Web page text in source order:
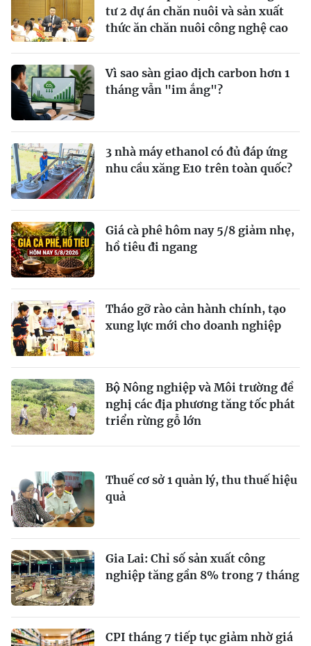
tư 2 dự án chăn nuôi và sản xuất
thức ăn chăn nuôi công nghệ cao
Vì sao sàn giao dịch carbon hơn 1
tháng vẫn "im ắng"?
3 nhà máy ethanol có đủ đáp ứng
nhu cầu xăng E10 trên toàn quốc?
Giá cà phê hôm nay 5/8 giảm nhẹ,
hồ tiêu đi ngang
Tháo gỡ rào cản hành chính, tạo
xung lực mới cho doanh nghiệp
Bộ Nông nghiệp và Môi trường đề
nghị các địa phương tăng tốc phát
triển rừng gỗ lớn
Thuế cơ sở 1 quản lý, thu thuế hiệu
quả
Gia Lai: Chỉ số sản xuất công
nghiệp tăng gần 8% trong 7 tháng
CPI tháng 7 tiếp tục giảm nhờ giá